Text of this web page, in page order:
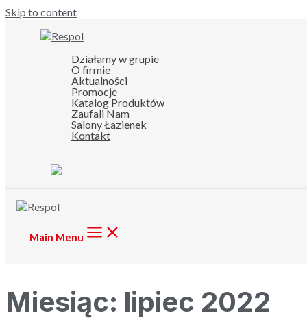
Skip to content
Działamy w grupie
O firmie
Aktualności
Promocje
Katalog Produktów
Zaufali Nam
Salony Łazienek
Kontakt
Main Menu
Miesiąc: lipiec 2022